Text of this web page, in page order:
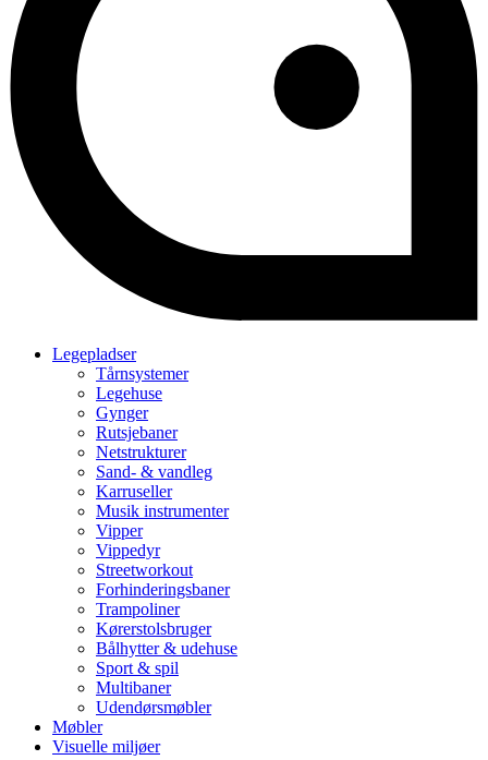
Legepladser
Tårnsystemer
Legehuse
Gynger
Rutsjebaner
Netstrukturer
Sand- & vandleg
Karruseller
Musik instrumenter
Vipper
Vippedyr
Streetworkout
Forhinderingsbaner
Trampoliner
Kørerstolsbruger
Bålhytter & udehuse
Sport & spil
Multibaner
Udendørsmøbler
Møbler
Visuelle miljøer